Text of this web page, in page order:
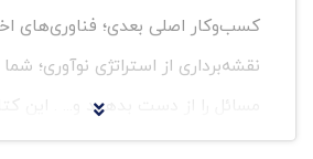
کسب‌وکار اصلی بعدی؛ فناوری‌های
نقشه‌برداری از استراتژی نوآوری؛ شما
مسائل را از دست بدهید و... . این
کمک می‌کند: سودآوری کسب‌وکار خود